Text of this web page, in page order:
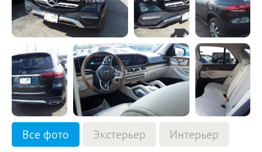
Все фото Экстерьер Интерьер